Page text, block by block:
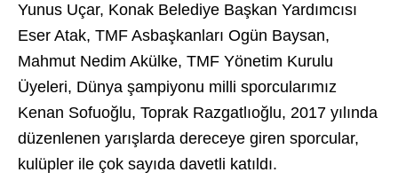
Yunus Uçar, Konak Belediye Başkan Yardımcısı
Eser Atak, TMF Asbaşkanları Ogün Baysan,
Mahmut Nedim Akülke, TMF Yönetim Kurulu
Üyeleri, Dünya şampiyonu milli sporcularımız
Kenan Sofuoğlu, Toprak Razgatlıoğlu, 2017 yılında
düzenlenen yarışlarda dereceye giren sporcular,
kulüpler ile çok sayıda davetli katıldı.